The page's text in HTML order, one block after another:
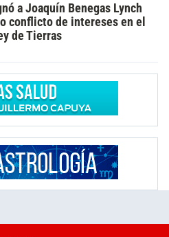
a Joaquín Benegas Lynch
conflicto de intereses en el
de Tierras